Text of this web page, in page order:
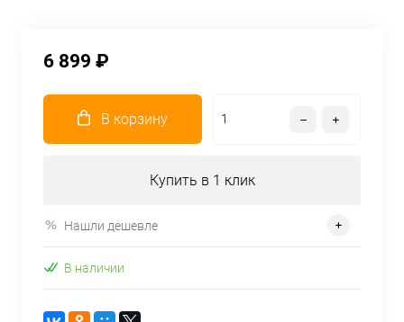
6 899 ₽
В корзину
Купить в 1 клик
Нашли дешевле
В наличии